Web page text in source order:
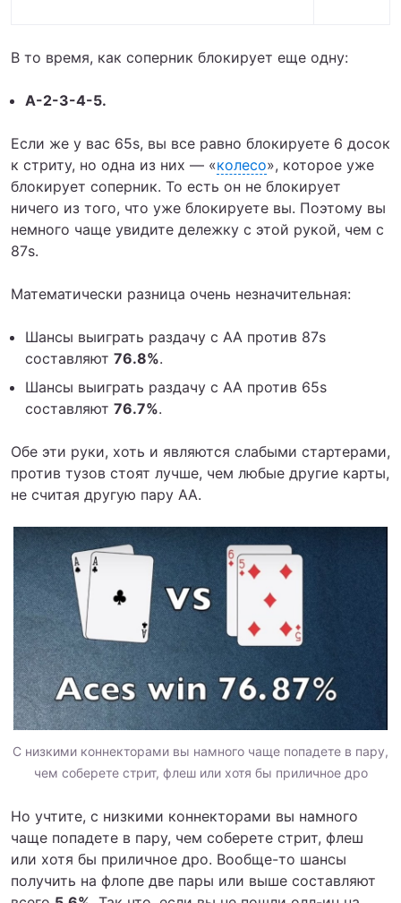
В то время, как соперник блокирует еще одну:
A-2-3-4-5.
Если же у вас 65s, вы все равно блокируете 6 досок
к стриту, но одна из них — «колесо», которое уже
блокирует соперник. То есть он не блокирует
ничего из того, что уже блокируете вы. Поэтому вы
немного чаще увидите дележку с этой рукой, чем с
87s.
Математически разница очень незначительная:
Шансы выиграть раздачу с АА против 87s
составляют 76.8%.
Шансы выиграть раздачу с АА против 65s
составляют 76.7%.
Обе эти руки, хоть и являются слабыми стартерами,
против тузов стоят лучше, чем любые другие карты,
не считая другую пару АА.
С низкими коннекторами вы намного чаще попадете в пару,
чем соберете стрит, флеш или хотя бы приличное дро
Но учтите, с низкими коннекторами вы намного
чаще попадете в пару, чем соберете стрит, флеш
или хотя бы приличное дро. Вообще-то шансы
получить на флопе две пары или выше составляют